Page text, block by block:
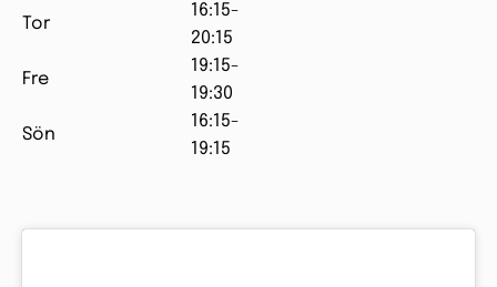
Tor
16:15-
20:15
Fre
19:15-
19:30
Sön
16:15-
19:15